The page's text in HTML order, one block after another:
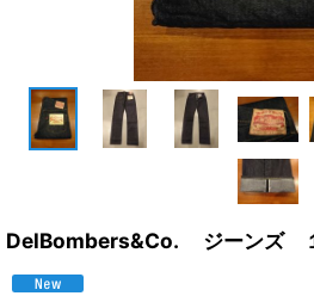
DelBombers&Co. ジーンズ